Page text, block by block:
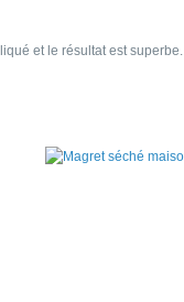
et le résultat est superbe.